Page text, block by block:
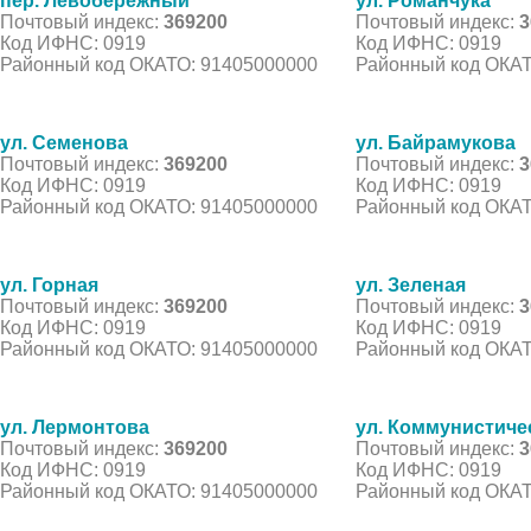
Почтовый индекс: 369200
Код ИФНС: 0919
Районный код ОКАТО: 91405000000
Почтовый индекс:
Код ИФНС: 0919
Районный код
ул. Семенова
Почтовый индекс: 369200
Код ИФНС: 0919
Районный код ОКАТО: 91405000000
ул. Байрамукова
Почтовый индекс:
Код ИФНС: 0919
Районный код
ул. Горная
Почтовый индекс: 369200
Код ИФНС: 0919
Районный код ОКАТО: 91405000000
ул. Зеленая
Почтовый индекс:
Код ИФНС: 0919
Районный код
ул. Лермонтова
Почтовый индекс: 369200
Код ИФНС: 0919
Районный код ОКАТО: 91405000000
ул.
Почтовый индекс:
Код ИФНС: 0919
Районный код